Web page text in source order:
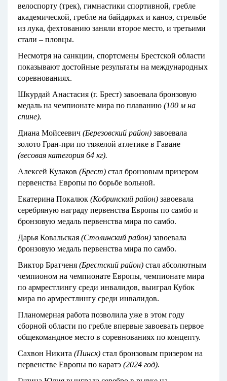
велоспорту (трек), гимнастики спортивной, гребле
академической, гребле на байдарках и каноэ, стрельбе
из лука, фехтованию заняли второе место, и третьими
стали – пловцы.
Несмотря на санкции, спортсмены Брестской области
показывают достойные результаты на международных
соревнованиях.
Шкурдай Анастасия (г. Брест) завоевала бронзовую
медаль на чемпионате мира по плаванию (100 м на
спине).
Диана Мойсеевич (Березовский район) завоевала
золото Гран-при по тяжелой атлетике в Гаване
(весовая категория 64 кг).
Алексей Кулаков (Брест) стал бронзовым призером
первенства Европы по борьбе вольной.
Екатерина Покалюк (Кобринский район) завоевала
серебряную награду первенства Европы по самбо и
бронзовую медаль первенства мира по самбо.
Дарья Ковальская (Столинский район) завоевала
бронзовую медаль первенства мира по самбо.
Виктор Братченя (Брестский район) стал абсолютным
чемпионом на чемпионате Европы, чемпионате мира
по армрестлингу среди инвалидов, выиграл Кубок
мира по армрестлингу среди инвалидов.
Планомерная работа позволила уже в этом году
сборной области по гребле впервые завоевать первое
общекомандное место в соревнованиях по концепту.
Сахвон Никита (Пинск) стал бронзовым призером на
первенстве Европы по каратэ (2024 год).